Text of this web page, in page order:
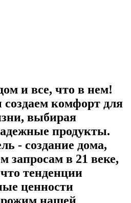
и все, что в нем!
комфорт для
выбирая
продукты.
- создание дома,
запросам в 21 веке,
тенденции
ценности